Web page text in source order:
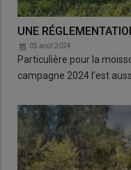
UNE
05 août 2024
Particulière pour la
campagne 2024 l’est